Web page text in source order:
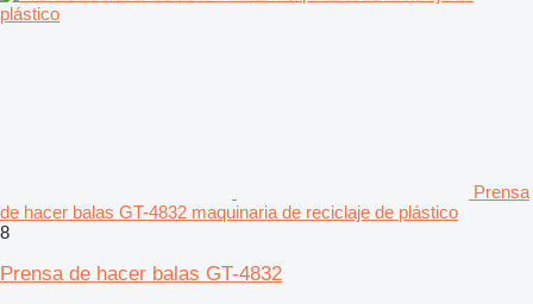
Prensa
de hacer balas GT-4832 maquinaria de reciclaje de plástico
8
Prensa de hacer balas GT-4832